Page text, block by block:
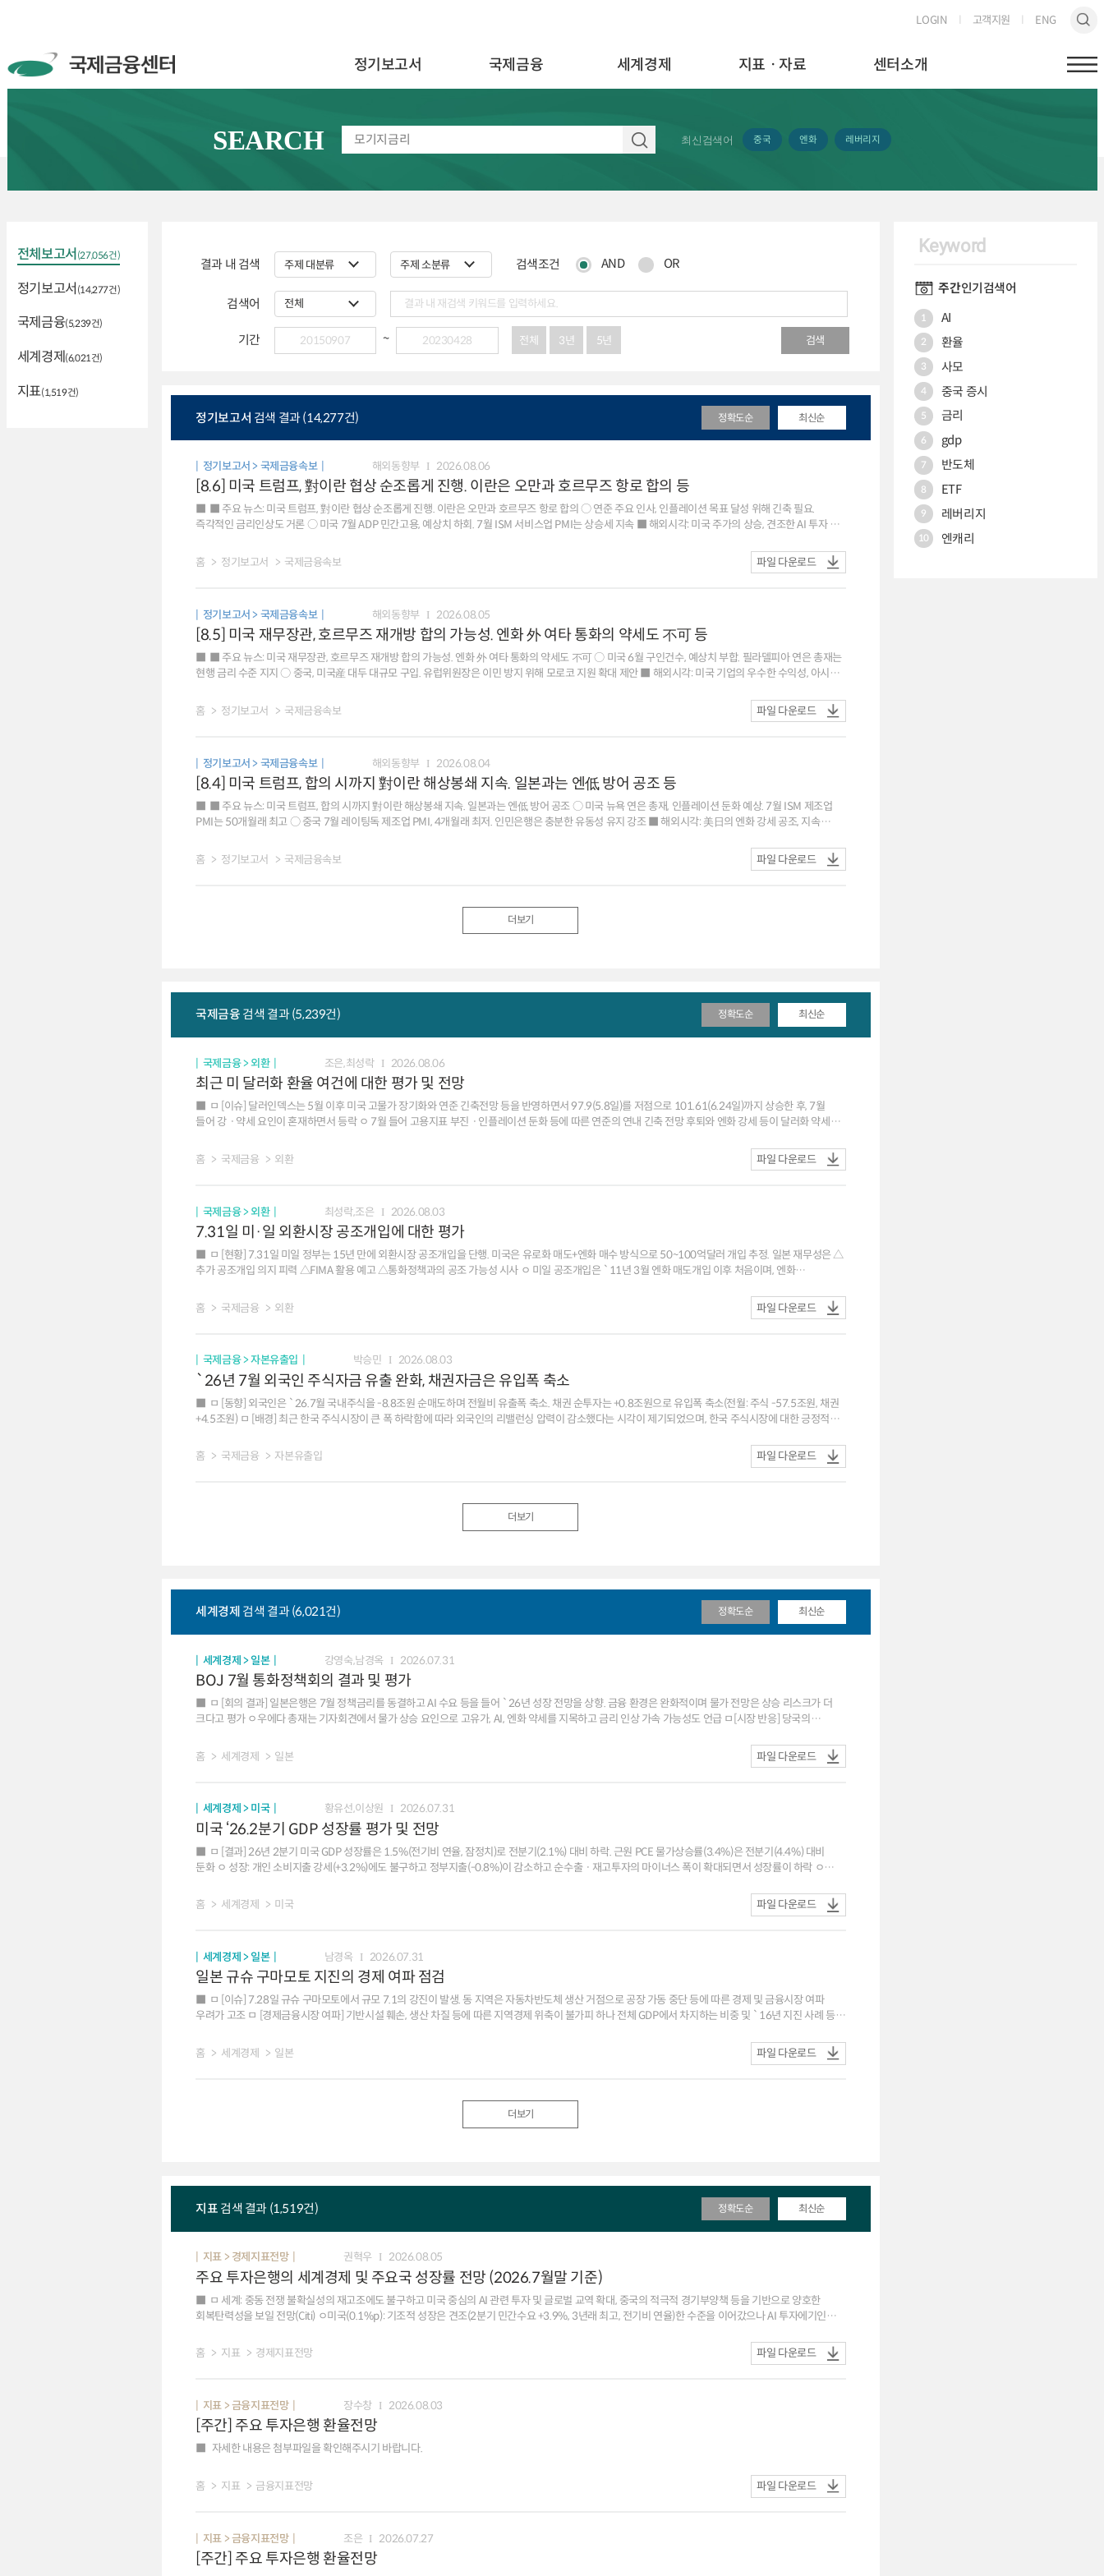
LOGIN 고객지원 ENG
정기보고서 국제금융 세계경제 지표ㆍ자료 센터소개
SEARCH 최신검색어 중국 엔화 레버리지
전체보고서 (27,056건)
정기보고서 (14,277건)
국제금융(5,239건)
세계경제 (6,021건)
지표(1,519건)
결과 내 검색 검색조건 AND OR
검색어
기간 전체 3년 5년 검색
정기보고서 검색 결과 (14,277건) 정확도순 최신순
정기보고서 > 국제금융속보 해외동향부 2026.08.06
[8.6] 미국 트럼프, 對이란 협상 순조롭게 진행. 이란은 오만과 호르무즈 항로 합의 등
■ 주요 뉴스: 미국 트럼프, 對이란 협상 순조롭게 진행. 이란은 오만과 호르무즈 항로 합의 ○ 연준 주요 인사, 인플레이션 목표 달성 위해 긴축 필요.
즉각적인 금리인상도 거론 ○ 미국 7월 ADP 민간고용, 예상치 하회. 7월 ISM 서비스업 PMI는 상승세 지속 ■ 해외시각: 미국 주가의 상승, 견조한 AI 투자 및
투자를 저해 ■ 국제금융시장: 미국 주가 하락[-0.2%], 달러화 약세[-0.2%], 금리 강보합[+0bp] ○ 주가: 미국 SP500지수는 그 동안의 상승에 따른 차익매물
등으로 하락 유로 Stoxx600지수는 호르무즈 합의 기대 등으로 강보합 ○ 환율: 달러화지수는 7월 ADP 민간고용 둔화 등으로 하락 유로화는 0.2% 상승,
홈 정기보고서 국제금융속보 파일 다운로드
정기보고서 > 국제금융속보 해외동향부 2026.08.05
[8.5] 미국 재무장관, 호르무즈 재개방 합의 가능성. 엔화 外 여타 통화의 약세도 不可 등
■ 주요 뉴스: 미국 재무장관, 호르무즈 재개방 합의 가능성. 엔화 外 여타 통화의 약세도 不可 ○ 미국 6월 구인건수, 예상치 부합. 필라델피아 연은 총재는
현행 금리 수준 지지 ○ 중국, 미국産 대두 대규모 구입. 유럽위원장은 이민 방지 위해 모로코 지원 확대 제안 ■ 해외시각: 미국 기업의 우수한 수익성, 아시아
두려워하는 위험 ■ 국제금융시장: 미국 주가 상승[+1.8%], 달러화 약보합[-0.01%], 금리 하락[-6bp] ○ 주가: 미국 SP500지수는 AI 기업 실적 호조, 중동
정세 안정 기대 등으로 상승 유로 Stoxx600지수는 미국 증시 영향 등으로 0.7% 상승. 1개월 만에 최고치 ○ 환율: 달러화지수는 금리인상 가능성, 당국의
홈 정기보고서 국제금융속보 파일 다운로드
정기보고서 > 국제금융속보 해외동향부 2026.08.04
[8.4] 미국 트럼프, 합의 시까지 對이란 해상봉쇄 지속. 일본과는 엔低 방어 공조 등
■ 주요 뉴스: 미국 트럼프, 합의 시까지 對이란 해상봉쇄 지속. 일본과는 엔低 방어 공조 ○ 미국 뉴욕 연은 총재, 인플레이션 둔화 예상. 7월 ISM 제조업
PMI는 50개월래 최고 ○ 중국 7월 레이팅독 제조업 PMI, 4개월래 최저. 인민은행은 충분한 유동성 유지 강조 ■ 해외시각: 美日의 엔화 강세 공조, 지속
공급망 확보 등으로 영향력 약화 ■ 국제금융시장: 미국 주가 상승[+1.5%], 달러화 강보합[+0.04%], 금리 하락[-6bp] ○ 주가: 미국 SP500지수는 유가 급락,
빅테크 강세 등으로 상승 유로 Stoxx600지수는 중동정세 긴장 완화 등으로 0.5% 상승 ○ 환율: 달러화지수는 7월 고용보고서 발표 앞두고 관망 분위기 확산
홈 정기보고서 국제금융속보 파일 다운로드
더보기
국제금융 검색 결과 (5,239건) 정확도순 최신순
국제금융 > 외환 조은,최성락 2026.08.06
최근 미 달러화 환율 여건에 대한 평가 및 전망
ㅁ [이슈] 달러인덱스는 5월 이후 미국 고물가 장기화와 연준 긴축전망 등을 반영하면서 97.9(5.8일)를 저점으로 101.61(6.24일)까지 상승한 후, 7월
들어 강ㆍ약세 요인이 혼재하면서 등락 ㅇ 7월 들어 고용지표 부진ㆍ인플레이션 둔화 등에 따른 연준의 연내 긴축 전망 후퇴와 엔화 강세 등이 달러화 약세
지정학 리스크에 대한 민감도가 줄어들면서 통화정책, 성장 등 경제적 요인이 달러화 향방을 주도. AI 산업 사이클도 달러화의 주요 동인으로 부상 ㅇ
(통화정책ㆍ금리차 중립) 주요국 중앙은행들의 포워드 가이던스 삭제로 통화정책 및 금리차 전망의 불확실성이 높아졌으나, 대체로 미국과 주요국 간
뒷받침하는 가운데, 증시 호조에 따른 자본유입도 달러화에 긍정적. 다만 미 증시 조정 압력 심화 시 자본유출 위험도 잠재 - 외국인은 `24.8월 미국 주식
순매수로 전환했으며 `26.5월까지 누적 순매수 규모는 $1.3조까지 급증, 보유액도 `24.8월 $17.2조에서 `26.5월 $24.5조로 확대. 해당 자금의 유입세는
AI 익스포저 확보 성격이며, 환헤지 비중이 크지 않은 것으로 평가 ㅁ [평가] 주요국 통화정책과 중간선거 등 외환시장 변동성을 높일 수 있는 요인들이 산재.
주요 IB들의 달러화에 대한 전망은 엇갈린 상황이나, 평균치는 연말까지 완만한 강세 방향으로 형성 ㅇ 중간선거(11.3일)를 앞두고 민주당 승리에 의한
정치적 교착(gridlock) 우려가 커지면서 예산안 합의, 재정지출 등 정책 사안에 따라 달러화 변동성이 높아질 가능성에 유의
홈 국제금융 외환 파일 다운로드
국제금융 > 외환 최성락,조은 2026.08.03
7.31일 미·일 외환시장 공조개입에 대한 평가
ㅁ [현황] 7.31일 미일 정부는 15년 만에 외환시장 공조개입을 단행. 미국은 유로화 매도+엔화 매수 방식으로 50~100억달러 개입 추정. 일본 재무성은 △
추가 공조개입 의지 피력 △FIMA 활용 예고 △통화정책과의 공조 가능성 시사 ㅇ 미일 공조개입은 `11년 3월 엔화 매도개입 이후 처음이며, 엔화
155엔~160엔 초반 범위내 등락 예상 ㅇ (개입 효과) △미국의 공조개입 △BOJ 조기 금리인상 가능성 △FIMA 등 가용 재원 확대 등에 힘입어 이번 사례는
종전의 외환시장 개입 사례들에 비해 엔화 약세를 억제하는 효과적인 수단이 될 가능성
홈 국제금융 외환 파일 다운로드
국제금융 > 자본유출입 박승민 2026.08.03
`26년 7월 외국인 주식자금 유출 완화, 채권자금은 유입폭 축소
ㅁ [동향] 외국인은 `26.7월 국내주식을 -8.8조원 순매도하며 전월비 유출폭 축소. 채권 순투자는 +0.8조원으로 유입폭 축소(전월: 주식 -57.5조원, 채권
+4.5조원) ㅁ [배경] 최근 한국 주식시장이 큰 폭 하락함에 따라 외국인의 리밸런싱 압력이 감소했다는 시각이 제기되었으며, 한국 주식시장에 대한 긍정적
홈
국제금융 자본유출입 파일 다운로드
더보기
세계경제 검색 결과 (6,021건) 정확도순 최신순
세계경제 > 일본 강영숙,남경옥 2026.07.31
BOJ 7월 통화정책회의 결과 및 평가
ㅁ [회의 결과] 일본은행은 7월 정책금리를 동결하고 AI 수요 등을 들어 `26년 성장 전망을 상향. 금융 환경은 완화적이며 물가 전망은 상승 리스크가 더
크다고 평가 ㅇ우에다 총재는 기자회견에서 물가 상승 요인으로 고유가, AI, 엔화 약세를 지목하고 금리 인상 가속 가능성도 언급 ㅁ[시장 반응] 당국의
홈 세계경제 일본 파일 다운로드
세계경제 > 미국 황유선,이상원 2026.07.31
미국 ‘26.2분기 GDP 성장률 평가 및 전망
ㅁ [결과] 26년 2분기 미국 GDP 성장률은 1.5%(전기비 연율, 잠정치)로 전분기(2.1%) 대비 하락. 근원 PCE 물가상승률(3.4%)은 전분기(4.4%) 대비
둔화 ㅇ 성장: 개인 소비지출 강세(+3.2%)에도 불구하고 정부지출(-0.8%)이 감소하고 순수출ㆍ재고투자의 마이너스 폭이 확대되면서 성장률이 하락 ㅇ
[배경 및 평가] 2분기 성장률은 예상보다 낮게 발표되었으나, 세부 내용 측면에서 민간 수요 강세, 기업투자 호조 부문 확대(AI 비AI) 등은 긍정적 ㅇ 기저
성장세 가속화: 민간투자(재고 제외)가 견조한 증가세를 보인 가운데 개인 소비지출이 큰 폭으로 반등하는 등 민간수요 주도의 성장세가 강화 ㅇ 하방 요인은
민간투자 주도의 성장 흐름이 이어지겠으나, 중동발 공급 충격 등에 의한 물가 불확실성이 지속되면서 연준의 통화긴축에 대한 경계감이 유지될 가능성 ㅇ
성장: 개인 소비지출 둔화 여지가 있으나 AI 등에 대한 기업투자 강세가 지속되면서 성장률이 반등할 전망(상반기 1.8% 하반기 2.1%e). 다만, 기업투자 여건
악화에 따른 민간 부문 성장세 둔화를 우려하는 시각이 증가하는 분위기 ㅇ 인플레이션: 기업들의 관세비용 전가 움직임 약화, 주거비 상승세 완화에 의한
인플레이션 둔화 흐름이 이어지겠으나, 중동전쟁발 공급 충격 장기화에 의한 반등 우려가 재부각 ㅇ 통화정책: 연준의 5회 연속 금리 동결에도 불구하고, 결국
인플레이션 반등에 대응해 정책 금리를 인상할 것이라는 경계감이 일정 수준 유지되고 있는 모습
홈 세계경제 미국 파일 다운로드
세계경제 > 일본 남경옥 2026.07.31
일본 규슈 구마모토 지진의 경제 여파 점검
ㅁ [이슈] 7.28일 규슈 구마모토에서 규모 7.1의 강진이 발생. 동 지역은 자동차반도체 생산 거점으로 공장 가동 중단 등에 따른 경제 및 금융시장 여파
우려가 고조 ㅁ [경제금융시장 여파] 기반시설 훼손, 생산 차질 등에 따른 지역경제 위축이 불가피 하나 전체 GDP에서 차지하는 비중 및 `16년 지진 사례 등
예상보다 장기화되면 경제적 파급이 유의미한 수준으로 확대될 수 있음에 유의
홈 세계경제 일본 파일 다운로드
더보기
지표 검색 결과 (1,519건) 정확도순 최신순
지표 > 경제지표전망 권혁우 2026.08.05
주요 투자은행의 세계경제 및 주요국 성장률 전망 (2026.7월말 기준)
ㅁ 세계: 중동 전쟁 불확실성의 재고조에도 불구하고 미국 중심의 AI 관련 투자 및 글로벌 교역 확대, 중국의 적극적 경기부양책 등을 기반으로 양호한
회복탄력성을 보일 전망(Citi) ㅇ미국(0.1%p): 기조적 성장은 견조(2분기 민간수요 +3.9%, 3년래 최고, 전기비 연율)한 수준을 이어갔으나 AI 투자에기인한
가속화 우려가 일부 완화되었으나 연준 내 매파적 기조가강화(7월 FOMC, 3인 인상 지지)됨에 따라 금리 인상 전망은 확대(주요 IB 10곳 중 연내 인상 전망
투자 확대에 따른 반도체 수출 호조로 제조업 경기가 개선(6월 제조업 생산 2.3%, 이전 0.7%,yoy)되었으나 원유 가격 상승, 지진에 의한 생산 차질 등
하방위험이 상존(Nomura) ㅇ 중국: AI를 비롯한 첨단 부문 중심의 제조업 강세(6월 수출 27%, yoy)가 성장을 견인. 지속되는 내수 부진(2분기성장률 4.3%,
3년래 최저, yoy)에 대응해 경기부양책 집행이 가속화될 가능성 잠재(JP Morgan)
홈 지표 경제지표전망 파일 다운로드
지표 > 금융지표전망 장수창 2026.08.03
[주간] 주요 투자은행 환율전망
자세한 내용은 첨부파일을 확인해주시기 바랍니다.
홈 지표 금융지표전망 파일 다운로드
지표 > 금융지표전망 조은 2026.07.27
[주간] 주요 투자은행 환율전망
Keyword
주간인기검색어
1 AI
2 환율
3 사모
4 중국 증시
5 금리
6 gdp
7 반도체
8 ETF
9 레버리지
10 엔캐리